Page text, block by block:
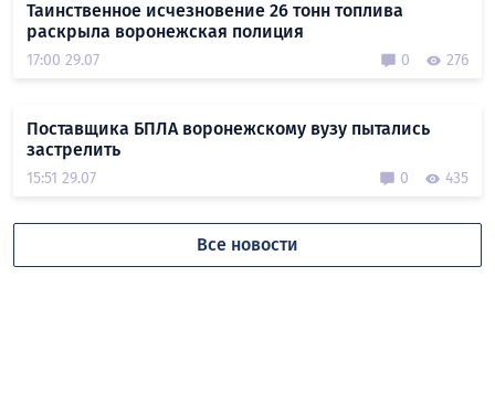
Таинственное исчезновение 26 тонн топлива
раскрыла воронежская полиция
17:00 29.07 0 276
Поставщика БПЛА воронежскому вузу пытались
застрелить
15:51 29.07 0 435
Все новости